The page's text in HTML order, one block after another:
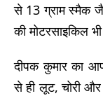
से 13 ग्राम स्मैक
की मोटरसाइकिल
दीपक कुमार का
से ही लूट, चोरी